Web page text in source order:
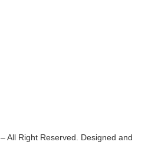
– All Right Reserved. Designed and